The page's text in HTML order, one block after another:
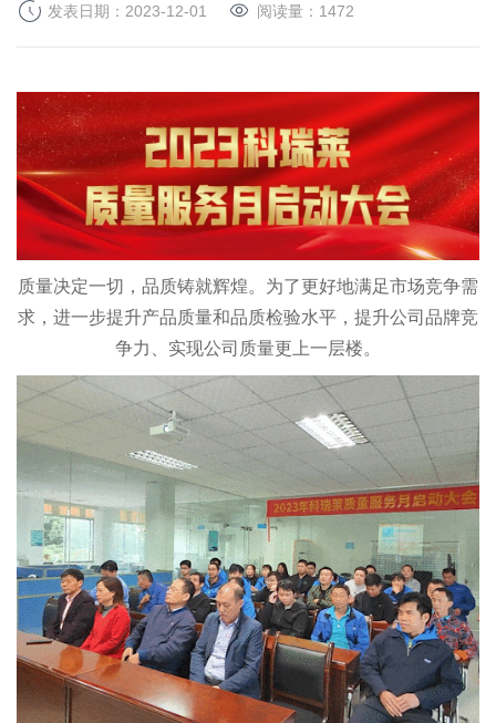
发表日期：2023-12-01 阅读量： 1472
质量决定一切，品质铸就辉煌。为了更好地满足市场竞争需
求，进一步提升产品质量和品质检验水平，提升公司品牌竞
争力、实现公司质量更上一层楼。